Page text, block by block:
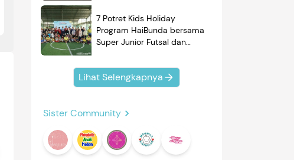
7 Potret Kids Holiday
Program HaiBunda bersama
Super Junior Futsal dan
Kompak Banget!
Lihat Selengkapnya
Sister Community